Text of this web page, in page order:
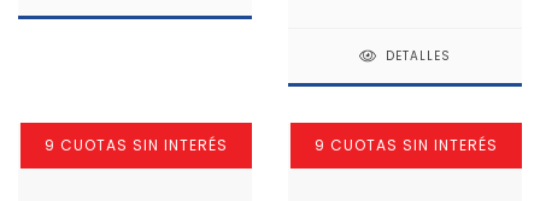
DETALLES
9 CUOTAS SIN INTERÉS 9 CUOTAS SIN INTERÉS